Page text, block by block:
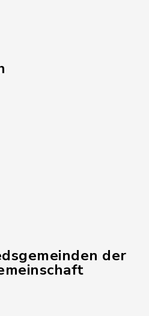
der